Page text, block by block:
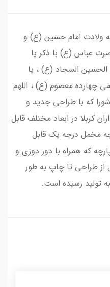
ولادت امام حسین (ع) و
عباس (ع) با ذکر یا
الحسین السجاد (ع) ، یا
چهارده معصوم (ع) ، اللهم
که با طراحی جدید و
کربلا در ابعاد مختلف قابل
مخمل درجه یک قابل
که همراه با دور دوزی و
طراحی تا چاپ به طور
تولید رسیده است.